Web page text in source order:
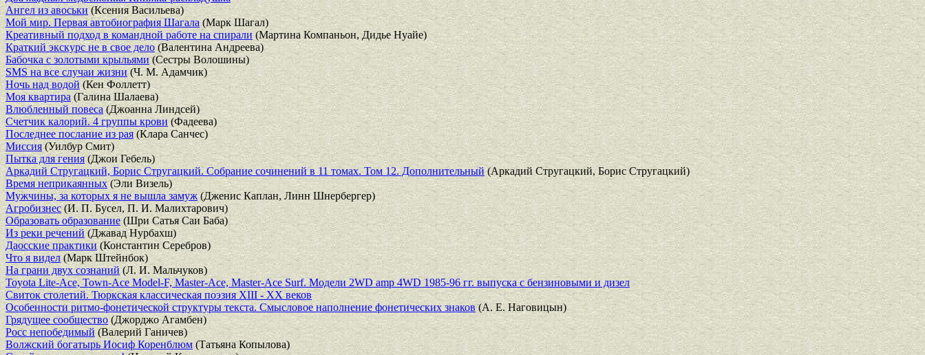
Ангел из авоськи(Ксения Васильева)
Мой мир. Первая автобиография Шагала (Марк Шагал)
Креативный подход в командной работе на спирали(Мартина Компаньон, Дидье Нуайе)
Краткий экскурс не в свое дело (Валентина Андреева)
Бабочка с золотыми крыльями(Сестры Волошины)
SMS на все случаи жизни (Ч. М. Адамчик)
Ночь над водой(Кен Фоллетт)
Моя квартира (Галина Шалаева)
Влюбленный повеса(Джоанна Линдсей)
Счетчик калорий. 4 группы крови (Фадеева)
Последнее послание из рая (Клара Санчес)
Миссия(Уилбур Смит)
Пытка для гения(Джои Гебель)
Аркадий Стругацкий, Борис Стругацкий. Собрание сочинений в 11 томах. Том 12. Дополнительный(Аркадий Стругацкий, Борис Стругацкий)
Время неприкаянных (Эли Визель)
Мужчины, за которых я не вышла замуж(Дженис Каплан, Линн Шнербергер)
Агробизнес(И. П. Бусел, П. И. Малихтарович)
Образовать образование (Шри Сатья Саи Баба)
Из реки речений (Джавад Нурбахш)
Даосские практики (Константин Серебров)
Что я видел(Марк Штейнбок)
На грани двух сознаний (Л. И. Мальчуков)
Toyota Lite-Ace, Town-Ace Model-F, Master-Ace, Master-Ace Surf. Модели 2WD amp 4WD 1985-96 гг. выпуска с бензиновыми и дизел
Свиток столетий. Тюркская классическая поэзия XIII - XX веков
Особенности ритмо-фонетической структуры текста. Смысловое наполнение фонетических знаков(А. Е. Наговицын)
Грядущее сообщество (Джорджо Агамбен)
Росс непобедимый (Валерий Ганичев)
Волжский богатырь Иосиф Коренблюм (Татьяна Копылова)